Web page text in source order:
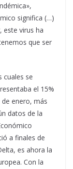
significa (…)
este virus ha
que ser
cuales se
el 15%
enero, más
datos de la
a finales de
es ahora la
Con la